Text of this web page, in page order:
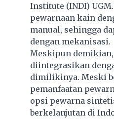
Institute (INDI)
pewarnaan kain
manual, sehingga
dengan mekanisasi.
Meskipun demikian,
diintegrasikan
dimilikinya. Meski
pemanfaatan
opsi pewarna
berkelanjutan di